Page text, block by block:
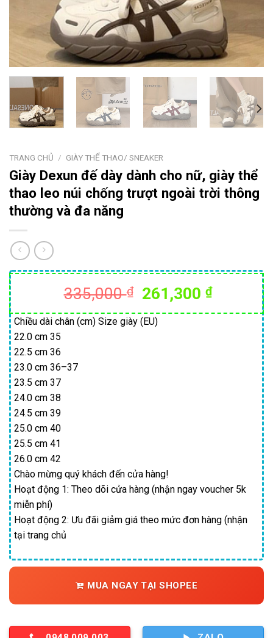
TRANG CHỦ / GIÀY THỂ THAO/ SNEAKER
Giày Dexun đế dày dành cho nữ, giày thể
thao leo núi chống trượt ngoài trời thông
thường và đa năng
335,000₫
Giá
gốc
là:
261,300₫Giá
hiện
Chiều dài chân (cm) Size giày (EU)
22.0 cm 35
22.5 cm 36
23.0 cm 36–37
23.5 cm 37
24.0 cm 38
24.5 cm 39
25.0 cm 40
25.5 cm 41
26.0 cm 42
Chào mừng quý khách đến cửa hàng!
Hoạt động 1: Theo dõi cửa hàng (nhận ngay voucher 5k
miễn phí)
Hoạt động 2: Ưu đãi giảm giá theo mức đơn hàng (nhận
tại trang chủ
MUA NGAY TẠI SHOPEE